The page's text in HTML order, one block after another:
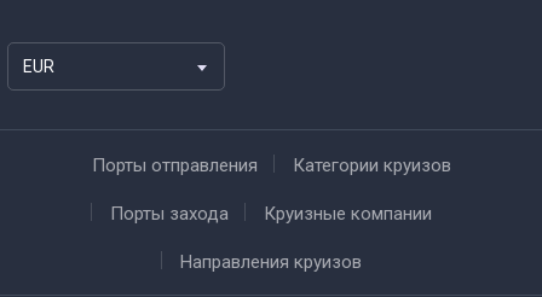
EUR
Порты отправления Категории круизов
Порты захода Круизные компании
Направления круизов